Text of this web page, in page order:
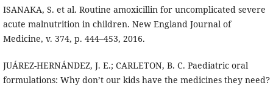
ISANAKA, S. et al. Routine amoxicillin for uncomplicated severe
acute malnutrition in children. New England Journal of
Medicine, v. 374, p. 444–453, 2016.
JUÁREZ-HERNÁNDEZ, J. E.; CARLETON, B. C. Paediatric oral
formulations: Why don’t our kids have the medicines they need?